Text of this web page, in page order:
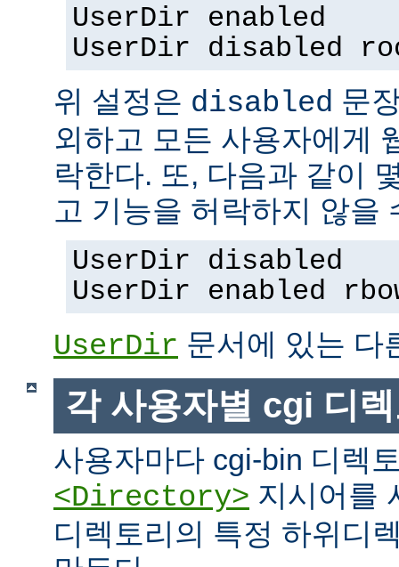
UserDir enabled
UserDir disabled
위 설정은 disabled 문
외하고 모든 사용자에게
락한다. 또, 다음과 같이
고 기능을 허락하지 않을
UserDir disabled
UserDir enabled
UserDir 문서에 있는 다
각 사용자별 cgi 디
사용자마다 cgi-bin 디렉
<Directory> 지시어를
디렉토리의 특정 하위디